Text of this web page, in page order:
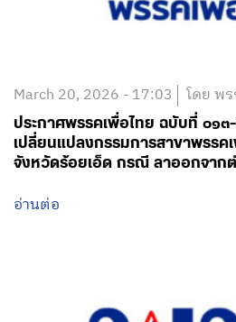
March 20, 2026 - 17:03 โดย พ
ประกาศพรรคเพื่อไทย ฉบับที่ ๐๑๓
เปลี่ยนแปลงกรรมการสาขาพรรค
จังหวัดร้อยเอ็ด กรณี ลาออกจาก
อ่านต่อ